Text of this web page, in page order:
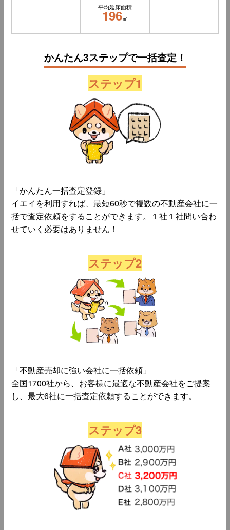
平均延床面積
196㎡
かんたん3ステップで一括査定！
ステップ1
「かんたん一括査定登録」
イエイを利用すれば、最短60秒で複数の不動産会社に一
括で査定依頼をすることができます。１社１社問い合わ
せていく必要はありません！
ステップ2
「不動産売却に強い会社に一括依頼」
全国1700社から、お客様に最適な不動産会社をご提案
し、最大6社に一括査定依頼することができます。
ステップ3